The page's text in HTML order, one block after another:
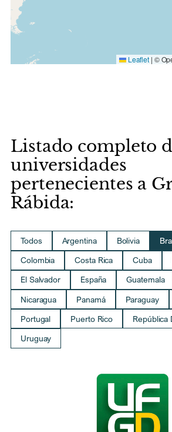
Leaflet | ©
Listado completo
universidades
pertenecientes a
Rábida:
Todos Argentina Bolivia
Colombia
Costa Rica Cuba
El Salvador
España Guatemala
Nicaragua
Panamá Paraguay
Portugal
Puerto Rico
República
Uruguay